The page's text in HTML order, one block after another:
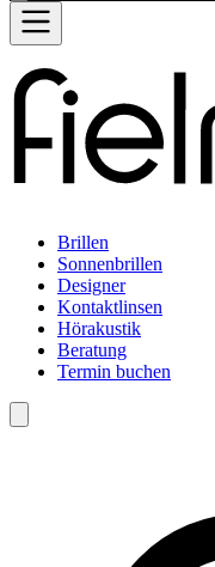
Brillen
Sonnenbrillen
Designer
Kontaktlinsen
Hörakustik
Beratung
Termin buchen